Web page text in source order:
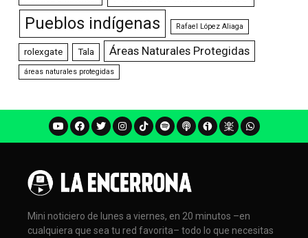
Pueblos indígenas Rafael López Aliaga
rolexgate Tala Áreas Naturales Protegidas
áreas naturales protegidas
Mini noticiero de lunes a viernes, en 20 minutos –en
cualquiera que sea tu red favorita– todo lo que necesitas